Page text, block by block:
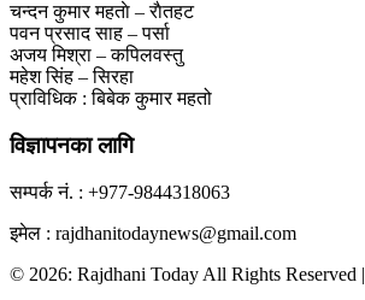
चन्दन कुमार महताे – राैतहट
पवन प्रसाद साह – पर्सा
अजय मिश्रा – कपिलवस्तु
महेश सिंह – सिरहा
प्राविधिक : बिबेक कुमार महतो
विज्ञापनका लागि
सम्पर्क नं. : +977-9844318063
इमेल : rajdhanitodaynews@gmail.com
© 2026: Rajdhani Today All Rights Reserved |